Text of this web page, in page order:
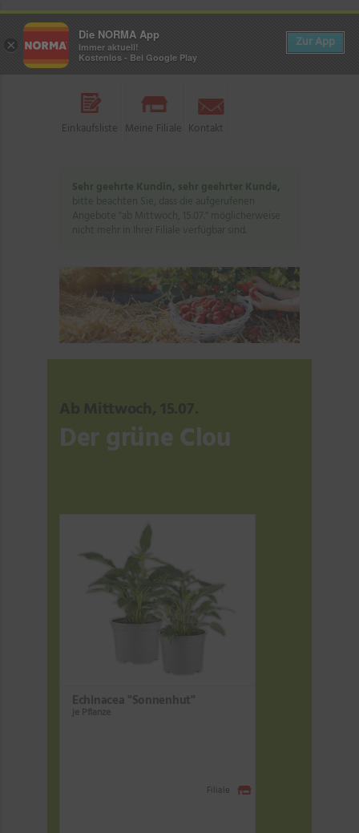
Einkaufsliste Meine Filiale Kontakt
Sehr geehrte Kundin, sehr geehrter Kunde,
bitte beachten Sie, dass die aufgerufenen
Angebote "ab Mittwoch, 15.07." möglicherweise
nicht mehr in Ihrer Filiale verfügbar sind.
Der grüne Clou
Echinacea "Sonnenhut"
je Pflanze
Filiale
×
Die NORMA App
Immer aktuell!
Kostenlos - Bei Google Play
Zur App